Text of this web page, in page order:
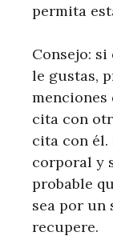
permita
Consejo: si
le gustas,
menciones
cita con
cita con él.
corporal y
probable
sea por un
recupere.